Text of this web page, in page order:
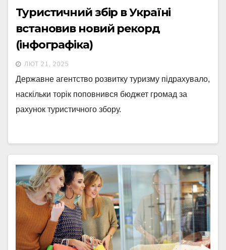
Туристичний збір в Україні
встановив новий рекорд
(інфографіка)
ЛЮТ 21, 2025
Державне агентство розвитку туризму підрахувало,
наскільки торік поповнився бюджет громад за
рахунок туристичного збору.